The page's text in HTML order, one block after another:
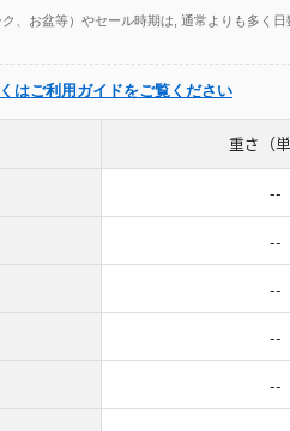
、お盆等）やセール時期は, 通常よりも多く日
はご利用ガイドをご覧ください
重さ（単
--
--
--
--
--